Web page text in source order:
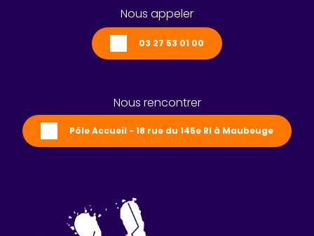
Nous appeler
03 27 53 01 00
Nous rencontrer
Pôle Accueil - 18 rue du 145e RI à Maubeuge